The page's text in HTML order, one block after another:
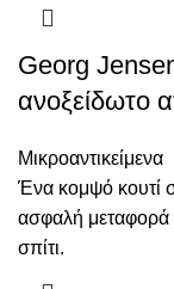
Georg
ανοξείδωτο
Μικροαντικείμενα
Ένα κομψό κουτί
ασφαλή μεταφορά
σπίτι.